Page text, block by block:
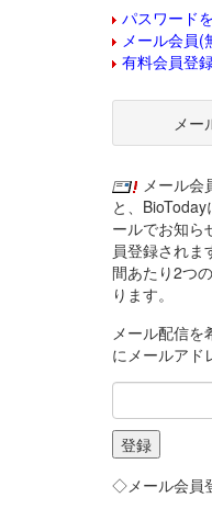
パスワード
メール会員(
有料会員登
メー
メール会
と、
ールでお知ら
員登録されま
間あたり2つ
ります。
メール配信を
にメールアド
◇メール会員